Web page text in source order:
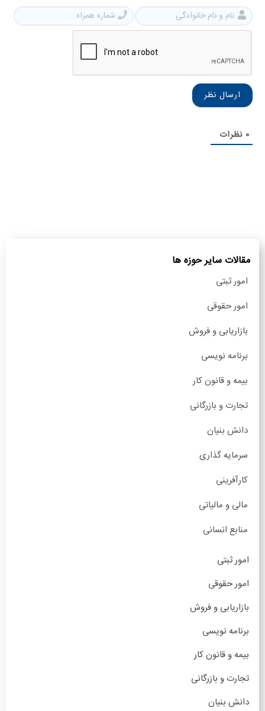
نام
و
نام
0 نظرات
مقالات سایر حوزه ها
امور ثبتی
امور حقوقی
بازاریابی و فروش
برنامه نویسی
بیمه و قانون کار
تجارت و بازرگانی
دانش بنیان
سرمایه گذاری
کارآفرینی
مالی و مالیاتی
منابع انسانی
امور ثبتی
امور حقوقی
بازاریابی و فروش
برنامه نویسی
بیمه و قانون کار
تجارت و بازرگانی
دانش بنیان